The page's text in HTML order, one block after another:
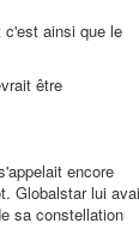
c'est ainsi que le
être
encore
Globalstar lui
sa constellation